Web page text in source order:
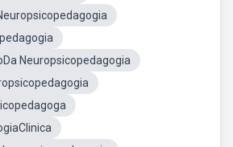
Neuropsicopedagogia